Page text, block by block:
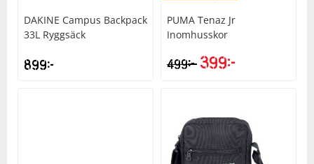
DAKINE Campus Backpack
33L Ryggsäck
899kr
PUMA Tenaz Jr
Inomhusskor
499kr 399kr